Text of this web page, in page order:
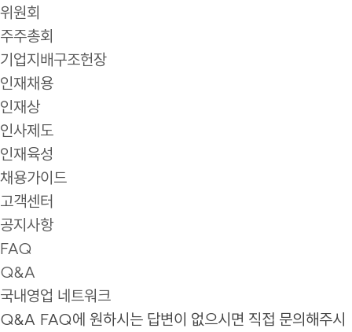
위원회
주주총회
기업지배구조헌장
인재채용
인재상
인사제도
인재육성
채용가이드
고객센터
공지사항
FAQ
Q&A
국내영업 네트워크
Q&A FAQ에 원하시는 답변이 없으시면 직접 문의해주시